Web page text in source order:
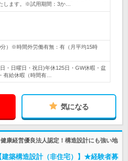
します。※試用期間：3か…
）※時間外労働有無：有（月平均15時
・日曜日・祝日)年休125日・GW休暇・盆
有給休暇（時間有…
気になる
康経営優良法人認定！構造設計にも強い地
築構造設計（非住宅）】★経験者募